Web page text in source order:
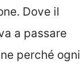
Dove il
a passare
perché ogni